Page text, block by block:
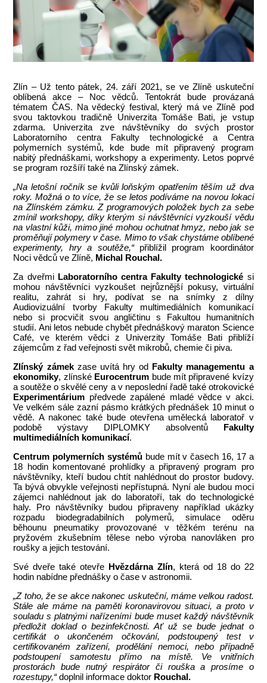
Zlín – Už tento pátek, 24. září 2021, se ve Zlíně uskuteční
oblíbená akce – Noc vědců. Tentokrát bude provázaná
tématem ČAS. Na vědecký festival, který má ve Zlíně pod
svou taktovkou tradičně Univerzita Tomáše Bati, je vstup
zdarma. Univerzita zve návštěvníky do svých prostor
Laboratorního centra Fakulty technologické a Centra
polymerních systémů, kde bude mít připravený program
nabitý přednáškami, workshopy a experimenty. Letos poprvé
se program rozšíří také na Zlínský zámek.
„Na letošní ročník se kvůli loňským opatřením těším už dva
roky. Možná o to více, že se letos podíváme na novou lokaci
na Zlínském zámku. Z programových položek bych za sebe
zmínil workshopy, díky kterým si návštěvníci vyzkouší vědu
na vlastní kůži, mimo jiné mohou ochutnat hmyz, nebo jak se
proměňují polymery v čase. Mimo to však chystáme oblíbené
experimenty, hry a soutěže,“přiblížil program koordinátor
Noci vědců ve Zlíně, Michal Rouchal.
Za dveřmi Laboratorního centra Fakulty technologické si
mohou návštěvníci vyzkoušet nejrůznější pokusy, virtuální
realitu, zahrát si hry, podívat se na snímky z dílny
Audiovizuální tvorby Fakulty multimediálních komunikací
nebo si procvičit svou angličtinu s Fakultou humanitních
studií. Ani letos nebude chybět přednáškový maraton Science
Café, ve kterém vědci z Univerzity Tomáše Bati přiblíží
zájemcům z řad veřejnosti svět mikrobů, chemie či piva.
Zlínský zámekzase uvítá hry od Fakulty managementu a
ekonomiky, zlínské Eurocentrum bude mít připravené kvízy
a soutěže o skvělé ceny a v neposlední řadě také otrokovické
Experimentárium předvede zapálené mladé vědce v akci.
Ve velkém sále zazní pásmo krátkých přednášek 10 minut o
vědě. A nakonec také bude otevřena umělecká laboratoř v
podobě výstavy DIPLOMKY absolventů Fakulty
multimediálních komunikací.
Centrum polymerních systémů bude mít v časech 16, 17 a
18 hodin komentované prohlídky a připravený program pro
návštěvníky, kteří budou chtít nahlédnout do prostor budovy.
Ta bývá obvykle veřejnosti nepřístupná. Nyní ale budou moci
zájemci nahlédnout jak do laboratoří, tak do technologické
haly. Pro návštěvníky budou připraveny například ukázky
rozpadu biodegradabilních polymerů, simulace oděru
běhounu pneumatiky provozované v těžkém terénu na
pryžovém zkušebním tělese nebo výroba nanovláken pro
roušky a jejich testování.
Své dveře také otevře Hvězdárna Zlín, která od 18 do 22
hodin nabídne přednášky o čase v astronomii.
„Z toho, že se akce nakonec uskuteční, máme velkou radost.
Stále ale máme na paměti koronavirovou situaci, a proto v
souladu s platnými nařízeními bude muset každý návštěvník
předložit doklad o bezinfekčnosti. Ať už se bude jednat o
certifikát o ukončeném očkování, podstoupený test v
certifikovaném zařízení, prodělání nemoci, nebo případně
podstoupení samotestu přímo na místě. Ve vnitřních
prostorách bude nutný respirátor či rouška a prosíme o
rozestupy,“doplnil informace doktor Rouchal.